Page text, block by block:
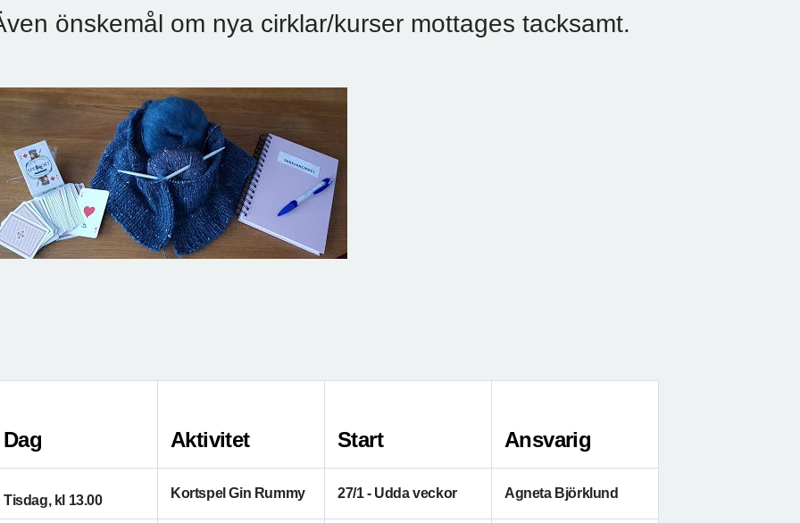
önskemål om nya cirklar/kurser mottages tacksamt.
Dag Aktivitet Start Ansvarig
Tisdag, kl 13.00 Kortspel Gin Rummy 27/1 - Udda veckor Agneta Björklund